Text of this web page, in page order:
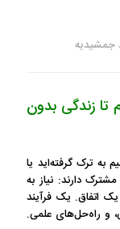
جمشیدیه
تا زندگی بدون
به ترک گرفته‌اید یا
دارند: نیاز به
اتفاق. یک فرآیند
و راه‌حل‌های علمی.